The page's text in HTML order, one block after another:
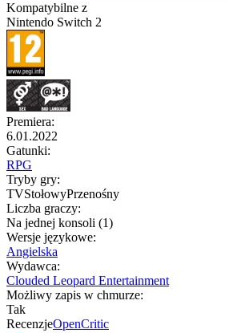
Kompatybilne z
Nintendo Switch 2
Premiera:
6.01.2022
Gatunki:
RPG
Tryby gry:
TVStołowyPrzenośny
Liczba graczy:
Na jednej konsoli (1)
Wersje językowe:
Angielska
Wydawca:
Clouded Leopard Entertainment
Możliwy zapis w chmurze:
Tak
RecenzjeOpenCritic